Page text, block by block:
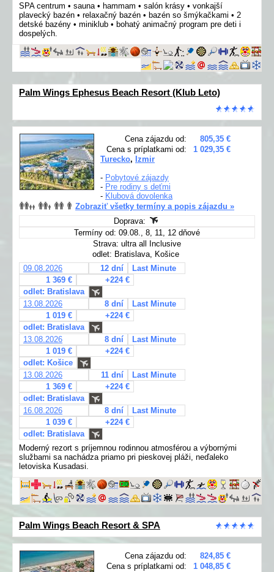
SPA centrum • sauna • hammam • salón krásy • vonkajší
plavecký bazén • relaxačný bazén • bazén so šmýkačkami • 2
detské bazény • miniklub • bohatý animačný program pre deti i
dospelých.
Palm Wings Ephesus Beach Resort (Klub Leto)
Cena zájazdu od:
805,35 €
Cena s príplatkami od:
1 029,35 €
Turecko, Izmir
- Pobytové zájazdy
- Pre rodiny s deťmi
- Klubová dovolenka
Zobraziť všetky termíny a popis zájazdu »
Doprava:
Termíny od: 09.08., 8, 11, 12 dňové
Strava: ultra all Inclusive
odlet: Bratislava, Košice
09.08.2026
12 dní
Last Minute
1 369 €
+224 €
odlet: Bratislava
13.08.2026
8 dní
Last Minute
1 019 €
+224 €
odlet: Bratislava
13.08.2026
8 dní
Last Minute
1 019 €
+224 €
odlet: Košice
13.08.2026
11 dní
Last Minute
1 369 €
+224 €
odlet: Bratislava
16.08.2026
8 dní
Last Minute
1 039 €
+224 €
odlet: Bratislava
Moderný rezort s príjemnou rodinnou atmosférou a výbornými
službami sa nachádza priamo pri pieskovej pláži, neďaleko
letoviska Kusadasi.
Palm Wings Beach Resort & SPA
Cena zájazdu od:
824,85 €
Cena s príplatkami od:
1 048,85 €